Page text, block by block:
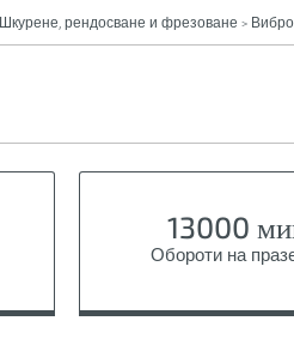
Шкурене, рендосване и фрезоване >
13000
Обороти на